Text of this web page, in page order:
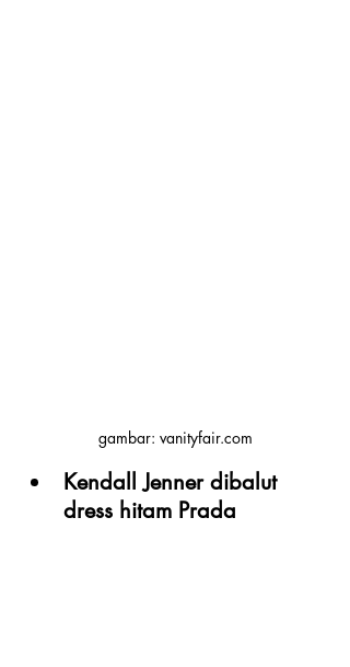
gambar: vanityfair.com
Kendall Jenner dibalut
dress hitam Prada